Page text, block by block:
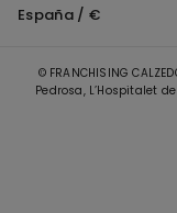
España / €
© FRANCHISING
Pedrosa, L’Hospitalet